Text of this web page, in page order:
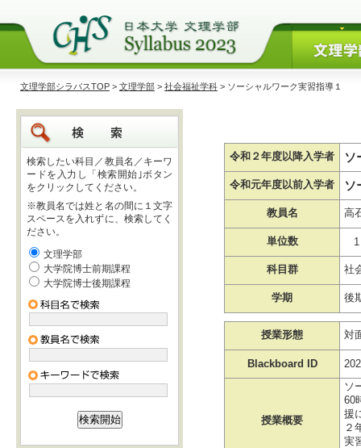
文理学部シラバスTOP > 文理学部 > 社会福祉学科 > ソーシャルワーク実習指導１
検索したい科目／教員名／キーワ
ードを入力し「検索開始｣ボタン
をクリックしてください。
※教員名では姓と名の間に１文字
スペースを入れずに、検索してく
ださい。
文理学部
大学院博士前期課程
大学院博士後期課程
令和２年度以降入学者 ソ
令和元年度以前入学者 ソ
教員名 高
単位数 1
科目群 社
学期 後
授業形態 対
Blackboard ID
授業概要
ソ
60
援
２
実